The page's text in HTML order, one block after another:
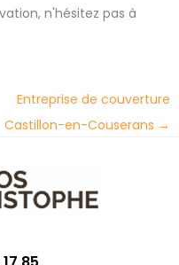
n'hésitez pas à
Entreprise de couverture
Castillon-en-Couserans →